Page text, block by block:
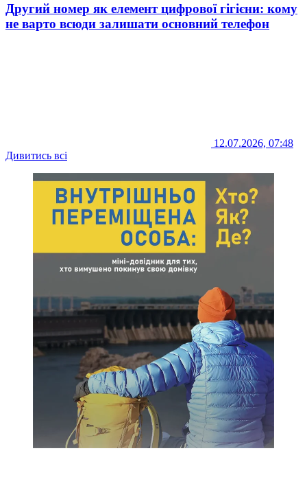
Другий номер як елемент цифрової гігієни: кому
не варто всюди залишати основний телефон
12.07.2026, 07:48
Дивитись всі